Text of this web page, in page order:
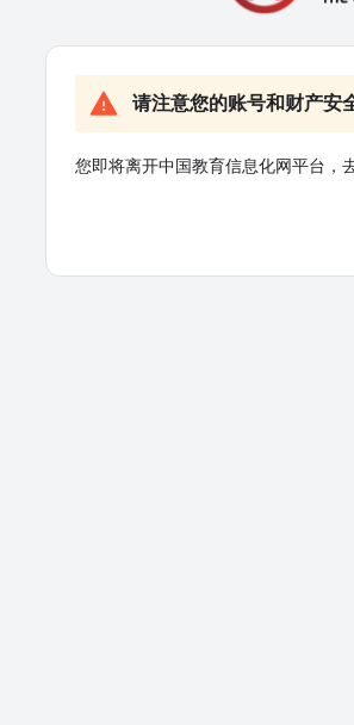
请注意您的账号和财产安
您即将离开中国教育信息化网平台，